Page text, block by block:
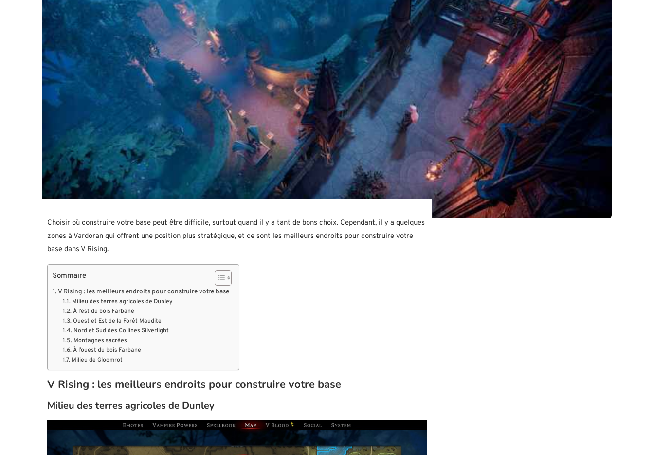
Choisir où construire votre base peut être difficile, surtout quand il y a tant de bons choix. Cependant, il y a quelques
zones à Vardoran qui offrent une position plus stratégique, et ce sont les meilleurs endroits pour construire votre
base dans V Rising.
Sommaire
V Rising : les meilleurs endroits pour construire votre base
Milieu des terres agricoles de Dunley
À l’est du bois Farbane
Ouest et Est de la Forêt Maudite
Nord et Sud des Collines Silverlight
Montagnes sacrées
À l’ouest du bois Farbane
Milieu de Gloomrot
V Rising : les meilleurs endroits pour construire votre base
Milieu des terres agricoles de Dunley